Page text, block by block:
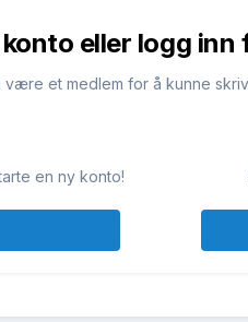
eller logg inn
være et medlem for å kunne
en ny konto!